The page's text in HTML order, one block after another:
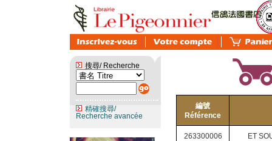
搜尋/ Recherche
精確搜尋/
Recherche avancée
編號
Référence
263300006 ET